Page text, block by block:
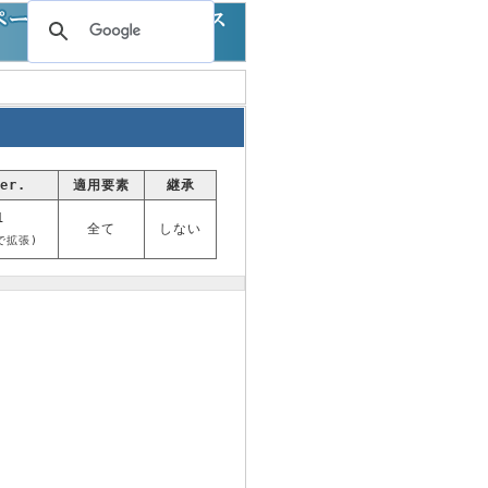
適用要素 継承
張)
全て しない